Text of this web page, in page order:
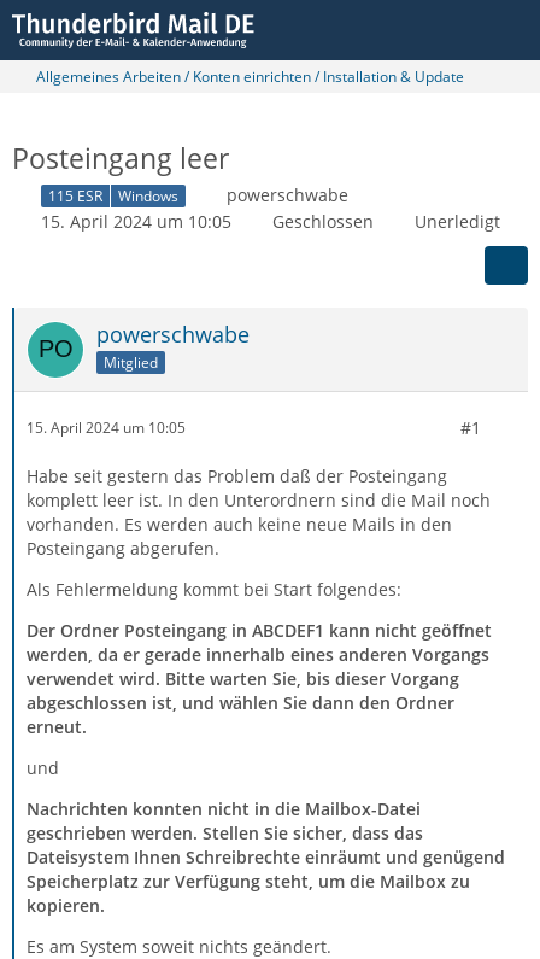
Allgemeines Arbeiten / Konten einrichten / Installation & Update
Posteingang leer
115 ESR Windows
powerschwabe
15. April 2024 um 10:05
Geschlossen Unerledigt
powerschwabe
Mitglied
15. April 2024 um 10:05 #1
Habe seit gestern das Problem daß der Posteingang
komplett leer ist. In den Unterordnern sind die Mail noch
vorhanden. Es werden auch keine neue Mails in den
Posteingang abgerufen.
Als Fehlermeldung kommt bei Start folgendes:
Der Ordner Posteingang in ABCDEF1 kann nicht geöffnet
werden, da er gerade innerhalb eines anderen Vorgangs
verwendet wird. Bitte warten Sie, bis dieser Vorgang
abgeschlossen ist, und wählen Sie dann den Ordner
erneut.
und
Nachrichten konnten nicht in die Mailbox-Datei
geschrieben werden. Stellen Sie sicher, dass das
Dateisystem Ihnen Schreibrechte einräumt und genügend
Speicherplatz zur Verfügung steht, um die Mailbox zu
kopieren.
Es am System soweit nichts geändert.